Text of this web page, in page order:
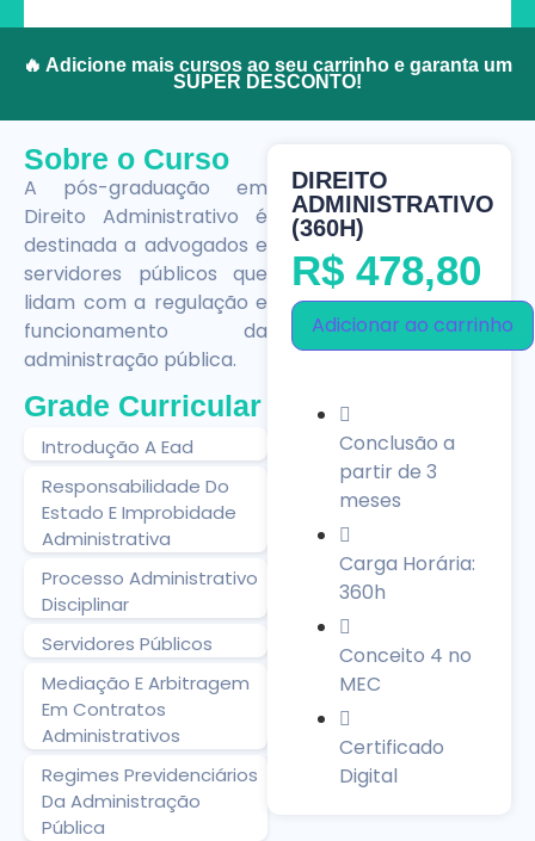
🔥 Adicione mais cursos ao seu carrinho e garanta um
SUPER DESCONTO!
Sobre o Curso
A pós-graduação em
Direito Administrativo é
destinada a advogados e
servidores públicos que
lidam com a regulação e
funcionamento da
administração pública.
Grade Curricular
Introdução A Ead
Responsabilidade Do
Estado E Improbidade
Administrativa
Processo Administrativo
Disciplinar
Servidores Públicos
Mediação E Arbitragem
Em Contratos
Administrativos
Regimes Previdenciários
Da Administração
Pública
DIREITO
ADMINISTRATIVO
(360H)
R$ 478,80
Adicionar ao carrinho
Conclusão a
partir de 3
meses
Carga Horária:
360h
Conceito 4 no
MEC
Certificado
Digital